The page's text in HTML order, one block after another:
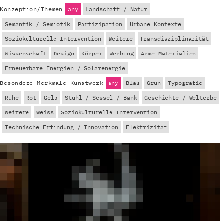
Konzeption/Themen
any
Landschaft / Natur
Semantik / Semiotik
Partizipation
Urbane Kontexte
Soziokulturelle Intervention
Weitere
Transdisziplinarität
Wissenschaft
Design Körper Werbung
Arme Materialien
Erneuerbare Energien / Solarenergie
Besondere Merkmale Kunstwerk
any Blau Grün
Typografie
Ruhe
Rot Gelb Stuhl / Sessel / Bank
Geschichte / Welterbe
Weitere
Weiss
Soziokulturelle Intervention
Technische Erfindung / Innovation
Elektrizität